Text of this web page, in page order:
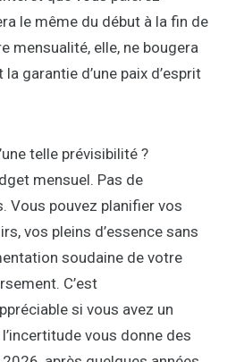
le même du début à la fin de
mensualité, elle, ne bougera
la garantie d’une paix d’esprit
telle prévisibilité ?
mensuel. Pas de
Vous pouvez planifier vos
vos pleins d’essence sans
soudaine de votre
C’est
si vous avez un
vous donne des